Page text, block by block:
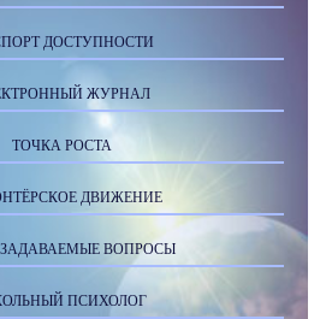
ДОСТУПНОСТИ
ЖУРНАЛ
ТОЧКА РОСТА
ДВИЖЕНИЕ
ВОПРОСЫ
ПСИХОЛОГ